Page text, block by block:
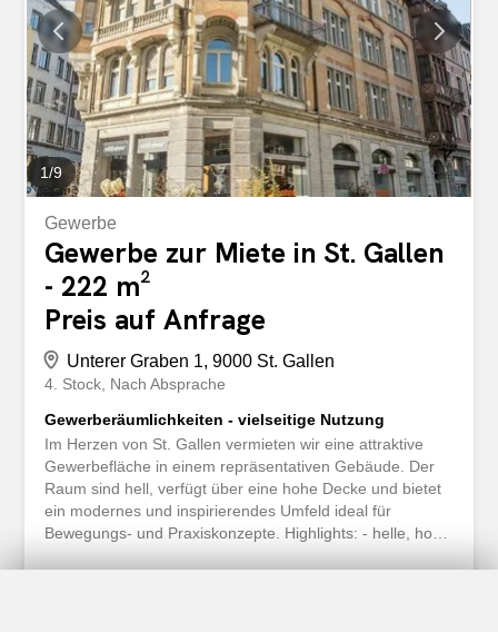
nächster Nähe zur Liegenschaft. Interessiert?
Kontaktieren Sie uns gerne für eine unverbindliche
Besichtigung.
1/9
Gewerbe
Gewerbe zur Miete in St. Gallen
- 222 m²
Preis auf Anfrage
Unterer Graben 1, 9000 St. Gallen
4. Stock Nach Absprache
Gewerberäumlichkeiten - vielseitige Nutzung
Im Herzen von St. Gallen vermieten wir eine attraktive
Gewerbefläche in einem repräsentativen Gebäude. Der
Raum sind hell, verfügt über eine hohe Decke und bietet
ein modernes und inspirierendes Umfeld ideal für
Bewegungs- und Praxiskonzepte. Highlights: - helle, hohe